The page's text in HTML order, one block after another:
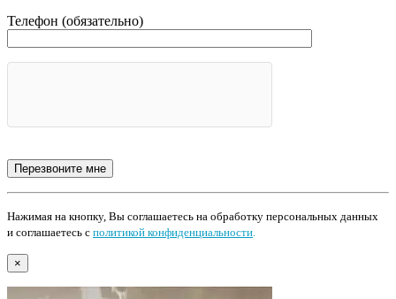
Телефон (обязательно)
Нажимая на кнопку, Вы соглашаетесь на обработку персональных данных
и соглашаетесь с политикой конфиденциальности
×